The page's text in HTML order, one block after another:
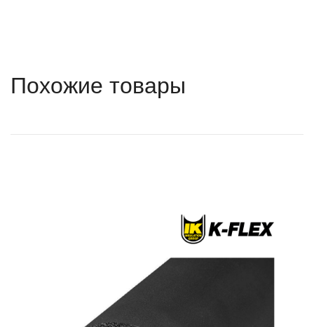
Похожие товары